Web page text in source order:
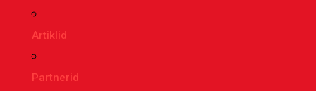
Artiklid
Partnerid